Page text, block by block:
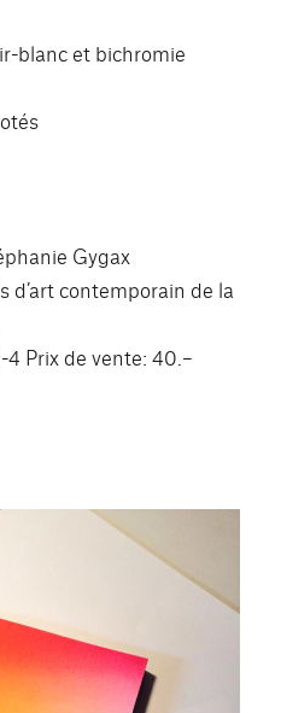
blanc et bichromie
Gygax
d’art contemporain de la
Prix de vente: 40.–